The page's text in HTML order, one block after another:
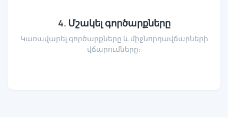
4. Մշակել գործարքները
Կառավարել գործարքները և միջնորդավճարների
վճարումները։